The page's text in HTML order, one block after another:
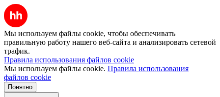
Мы используем файлы cookie, чтобы обеспечивать
правильную работу нашего веб-сайта и анализировать сетевой
трафик.
Правила использования файлов cookie
Мы используем файлы cookie. Правила использования
файлов cookie
Понятно